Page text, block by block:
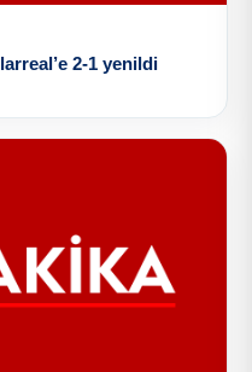
2-1 yenildi